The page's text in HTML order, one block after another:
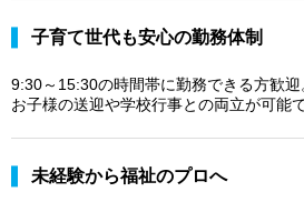
子育て世代も安心の勤務体制
9:30～15:30の時間帯に勤務できる方歓迎
お子様の送迎や学校行事との両立が可能で
未経験から福祉のプロへ